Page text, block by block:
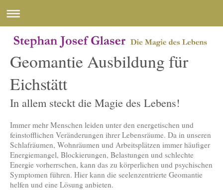
Geomantie Ausbildung für
Eichstätt
In allem steckt die Magie des Lebens!
Immer mehr Menschen leiden unter den energetischen und
feinstofflichen Veränderungen ihrer Lebensräume. Da in unseren
Schlafräumen, Wohnräumen und Arbeitsplätzen immer häufiger
Energiemangel, Blockierungen, Belastungen und schlechte
Energie vorherrschen, kann das zu körperlichen und psychischen
Symptomen führen. Hier kann die seelenzentrierte Geomantie
helfen und eine Lösung anbieten.